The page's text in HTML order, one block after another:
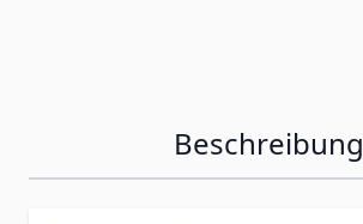
Beschreibung